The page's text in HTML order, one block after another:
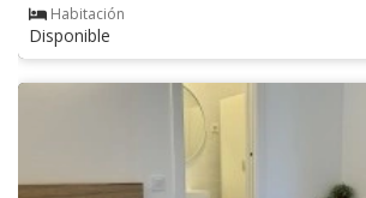
Habitación
Disponible